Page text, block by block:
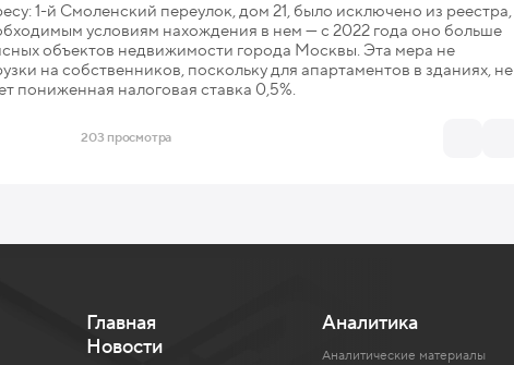
1-й Смоленский переулок, дом 21, было исключено из реестра,
условиям нахождения в нем — с 2022 года оно больше
объектов недвижимости города Москвы. Эта мера не
на собственников, поскольку для апартаментов в зданиях, не
пониженная налоговая ставка 0,5%.
203 просмотра
Главная
Новости
Аналитика
Аналитические материалы